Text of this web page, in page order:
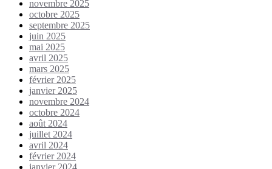
novembre 2025
octobre 2025
septembre 2025
juin 2025
mai 2025
avril 2025
mars 2025
février 2025
janvier 2025
novembre 2024
octobre 2024
août 2024
juillet 2024
avril 2024
février 2024
janvier 2024